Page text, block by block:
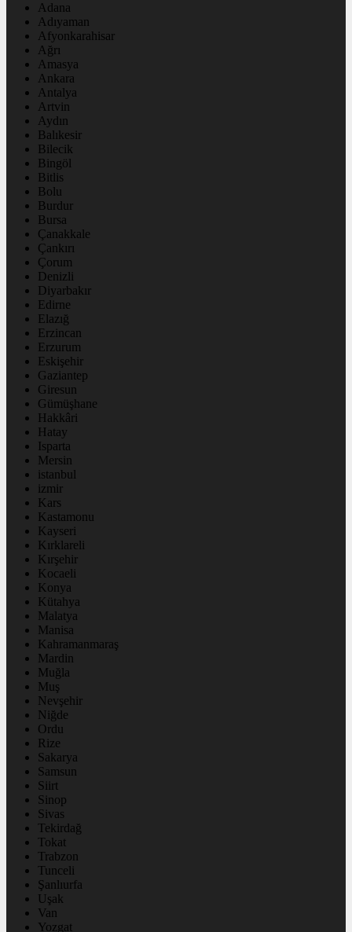
Adana
Adıyaman
Afyonkarahisar
Ağrı
Amasya
Ankara
Antalya
Artvin
Aydın
Balıkesir
Bilecik
Bingöl
Bitlis
Bolu
Burdur
Bursa
Çanakkale
Çankırı
Çorum
Denizli
Diyarbakır
Edirne
Elazığ
Erzincan
Erzurum
Eskişehir
Gaziantep
Giresun
Gümüşhane
Hakkâri
Hatay
Isparta
Mersin
istanbul
izmir
Kars
Kastamonu
Kayseri
Kırklareli
Kırşehir
Kocaeli
Konya
Kütahya
Malatya
Manisa
Kahramanmaraş
Mardin
Muğla
Muş
Nevşehir
Niğde
Ordu
Rize
Sakarya
Samsun
Siirt
Sinop
Sivas
Tekirdağ
Tokat
Trabzon
Tunceli
Şanlıurfa
Uşak
Van
Yozgat